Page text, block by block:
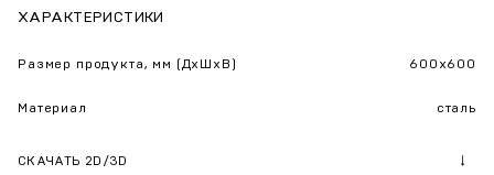
ХАРАКТЕРИСТИКИ
Размер продукта, мм (ДхШхВ) 600x600
Материал сталь
СКАЧАТЬ 2D/3D